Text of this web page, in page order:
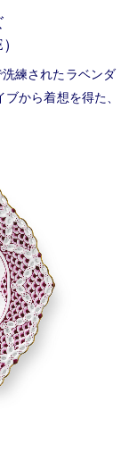
練されたラベンダ
から着想を得た、